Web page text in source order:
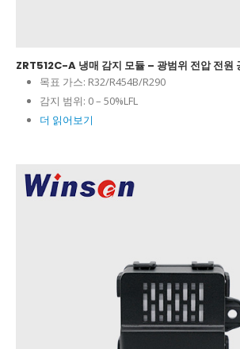
ZRT512C-A 냉매 감지 모듈 – 광범위 전압 전원
목표 가스: R32/R454B/R290
감지 범위: 0 – 50%LFL
더 읽어보기